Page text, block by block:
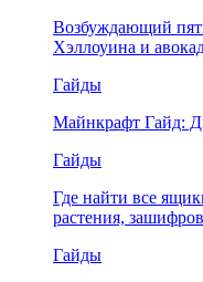
Возбуждающий
Хэллоуина и
Гайды
Майнкрафт Гайд:
Гайды
Где найти все
растения,
Гайды